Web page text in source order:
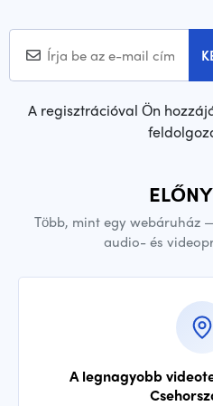
A regisztrációval Ön
Több, mint egy webáruház
audio- és
A legnagyobb